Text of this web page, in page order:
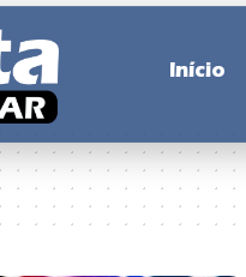
Início